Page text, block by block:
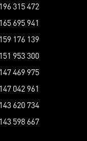
196 315 472
165 695 941
159 176 139
151 953 300
147 469 975
147 042 961
143 620 734
143 598 667